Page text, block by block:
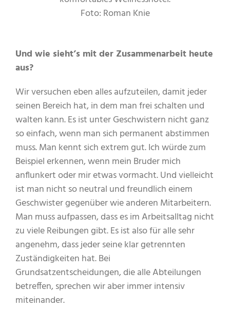
Foto: Roman Knie
Und wie sieht’s mit der Zusammenarbeit heute
aus?
Wir versuchen eben alles aufzuteilen, damit jeder
seinen Bereich hat, in dem man frei schalten und
walten kann. Es ist unter Geschwistern nicht ganz
so einfach, wenn man sich permanent abstimmen
muss. Man kennt sich extrem gut. Ich würde zum
Beispiel erkennen, wenn mein Bruder mich
anflunkert oder mir etwas vormacht. Und vielleicht
ist man nicht so neutral und freundlich einem
Geschwister gegenüber wie anderen Mitarbeitern.
Man muss aufpassen, dass es im Arbeitsalltag nicht
zu viele Reibungen gibt. Es ist also für alle sehr
angenehm, dass jeder seine klar getrennten
Zuständigkeiten hat. Bei
Grundsatzentscheidungen, die alle Abteilungen
betreffen, sprechen wir aber immer intensiv
miteinander.